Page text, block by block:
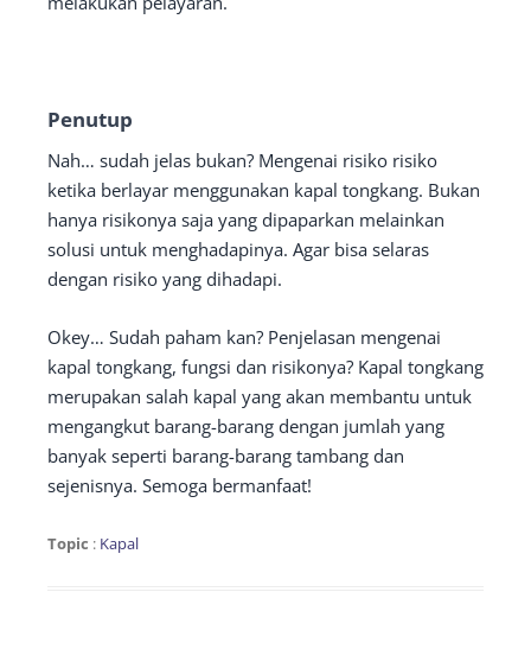
Penutup
Nah… sudah jelas bukan? Mengenai risiko risiko
ketika berlayar menggunakan kapal tongkang. Bukan
hanya risikonya saja yang dipaparkan melainkan
solusi untuk menghadapinya. Agar bisa selaras
dengan risiko yang dihadapi.
Okey… Sudah paham kan? Penjelasan mengenai
kapal tongkang, fungsi dan risikonya? Kapal tongkang
merupakan salah kapal yang akan membantu untuk
mengangkut barang-barang dengan jumlah yang
banyak seperti barang-barang tambang dan
sejenisnya. Semoga bermanfaat!
Topic : Kapal